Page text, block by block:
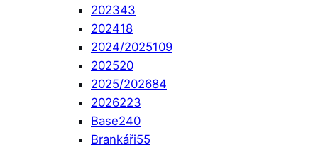
202343
202418
2024/2025109
202520
2025/202684
2026223
Base240
Brankáři55